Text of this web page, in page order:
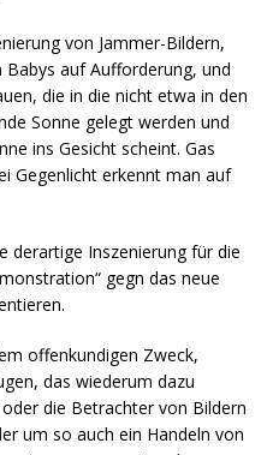
von Jammer-Bildern,
auf Aufforderung, und
die in die nicht etwa in den
Sonne gelegt werden und
ins Gesicht scheint. Gas
Gegenlicht erkennt man auf
derartige Inszenierung für die
gegn das neue
offenkundigen Zweck,
das wiederum dazu
die Betrachter von Bildern
um so auch ein Handeln von